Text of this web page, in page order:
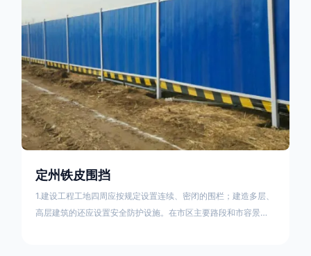
定州铁皮围挡
1.建设工程工地四周应按规定设置连续、密闭的围栏；建造多层、
高层建筑的还应设置安全防护设施。在市区主要路段和市容景观